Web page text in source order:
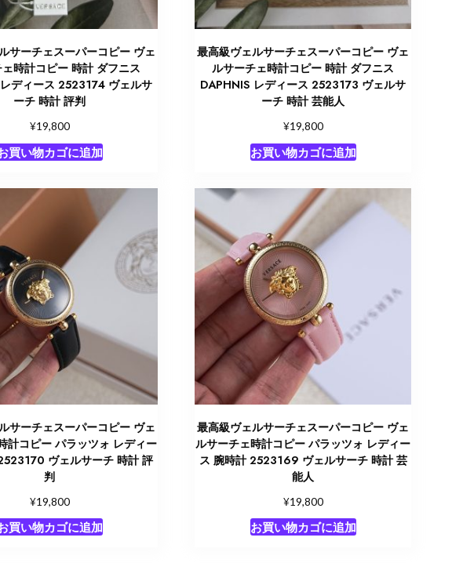
サーチェスーパーコピー ヴェ
時計コピー 時計 ダフニス
ディース 2523174 ヴェルサ
ーチ 時計 評判
¥19,800
買い物カゴに追加
最高級ヴェルサーチェスーパーコピー ヴェ
ルサーチェ時計コピー 時計 ダフニス
DAPHNIS レディース 2523173 ヴェルサ
ーチ 時計 芸能人
¥19,800
お買い物カゴに追加
サーチェスーパーコピー ヴェ
計コピー パラッツォ レディー
ヴェルサーチ 時計 評
判
¥19,800
買い物カゴに追加
最高級ヴェルサーチェスーパーコピー ヴェ
ルサーチェ時計コピー パラッツォ レディー
ス 腕時計 2523169 ヴェルサーチ 時計 芸
能人
¥19,800
お買い物カゴに追加